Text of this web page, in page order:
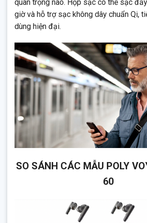
quan trọng nào. Hộp sạc có thể sạc
giờ và hỗ trợ sạc không dây chuẩn Qi,
dùng hiện đại.
SO SÁNH CÁC MẪU POLY
60